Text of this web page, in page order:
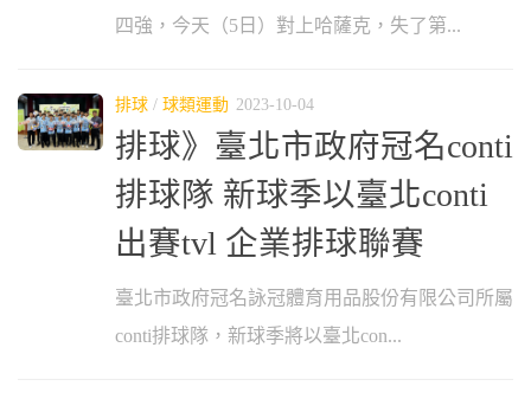
四強，今天（5日）對上哈薩克，失了第...
排球 / 球類運動 2023-10-04
排球》臺北市政府冠名conti
排球隊 新球季以臺北conti
出賽tvl 企業排球聯賽
臺北市政府冠名詠冠體育用品股份有限公司所屬
conti排球隊，新球季將以臺北con...